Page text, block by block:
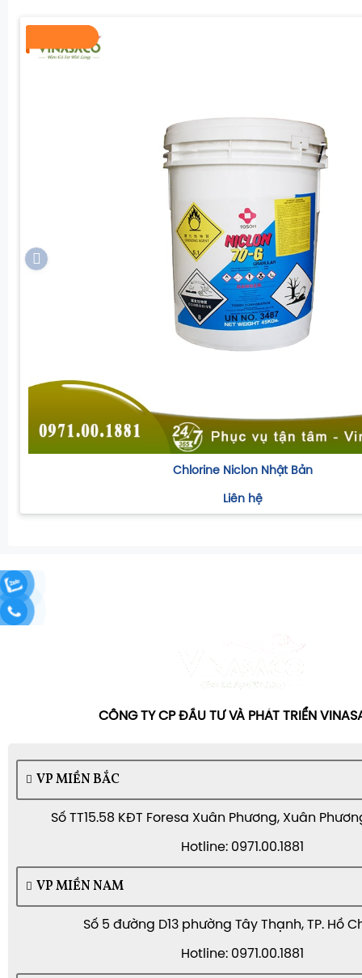
Chlorine Niclon Nhật Bản
Liên hệ
CÔNG TY CP ĐẦU TƯ VÀ PHÁT TRIỂN
VP MIỀN BẮC
Số TT15.58 KĐT Foresa Xuân Phương, Xuân
Hotline: 0971.00.1881
VP MIỀN NAM
Số 5 đường D13 phường Tây Thạnh, TP. Hồ
Hotline: 0971.00.1881